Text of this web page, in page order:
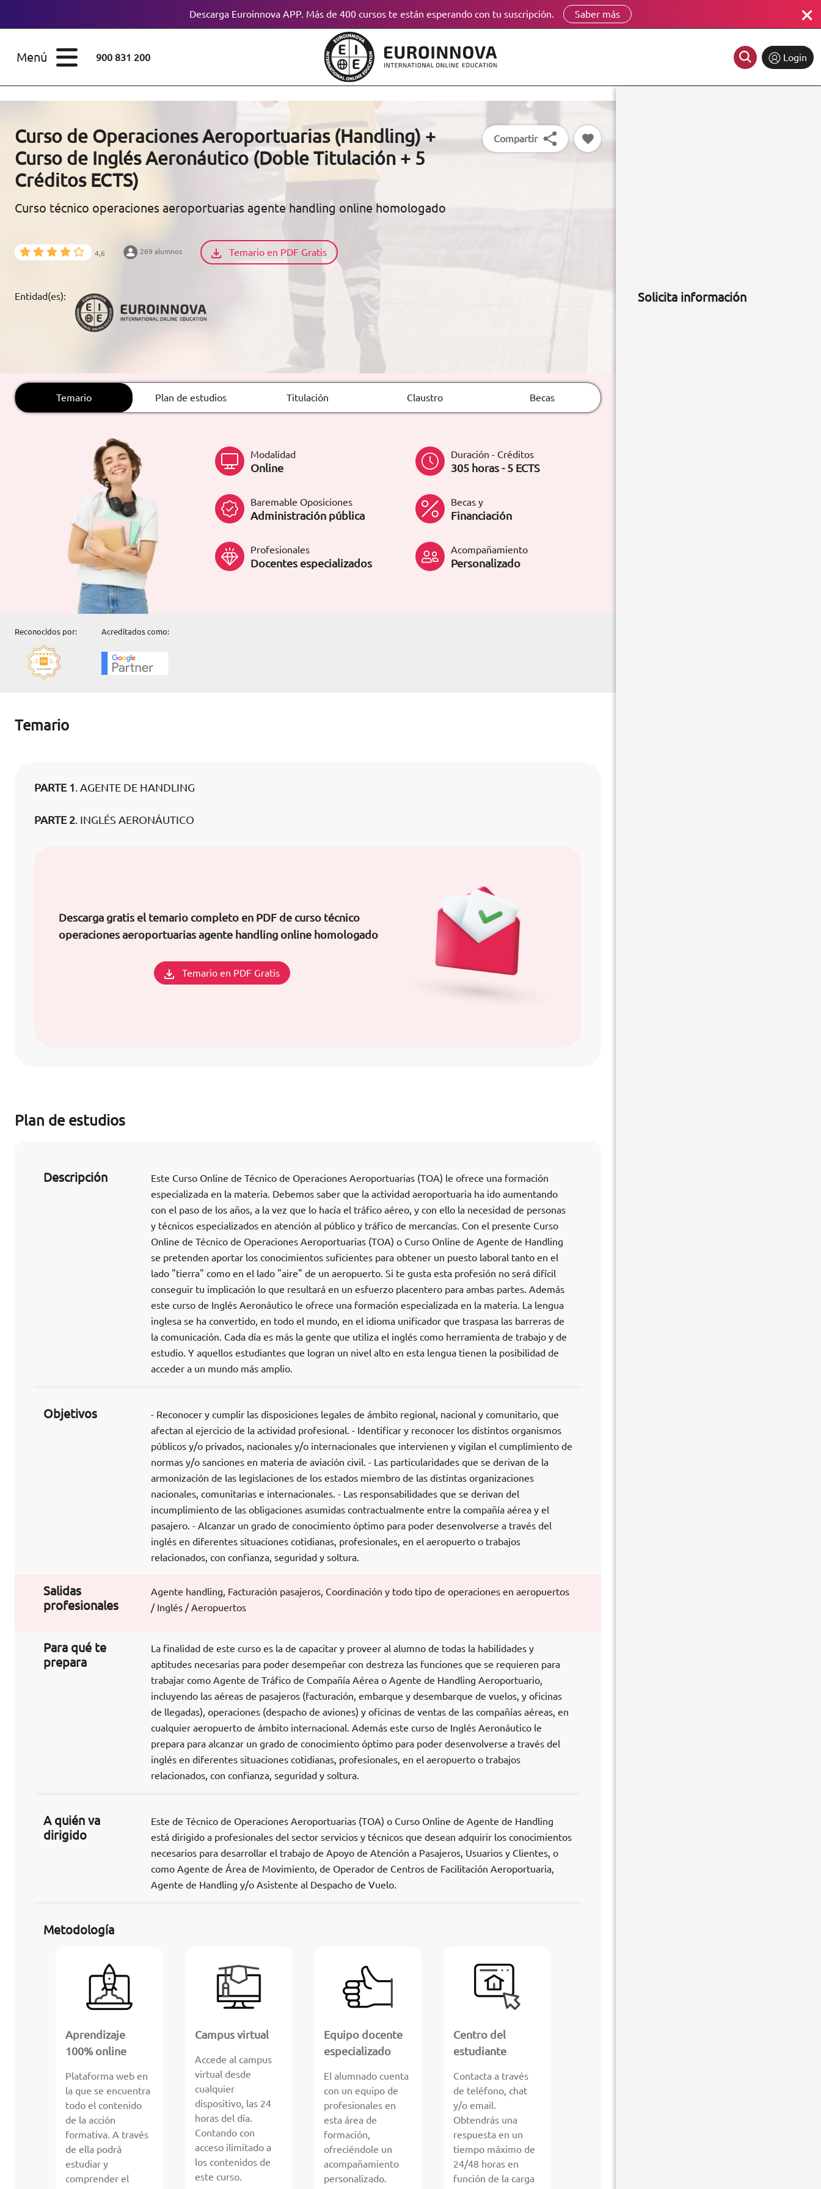
Descarga Euroinnova APP. Más de 400 cursos te están esperando con tu suscripción. Saber más
Menú 900 831 200 Login
CONOCE EUROINNOVA
BECAS Y
FINANCIACIÓN
EDUCATIVOS
ARTÍCULOS
ORIENTACIÓN
CONTACTO
(+34)958 050 200(gratuito en
formacion@euroinnova.com
TRABAJA CON NOSOTROS
ESTUDIOS
Licenciaturas
Doctorados
Maestría
Certificados de
Curso de Operaciones Aeroportuarias (Handling) +
Curso de Inglés Aeronáutico (Doble Titulación + 5
Créditos ECTS)
Curso técnico operaciones aeroportuarias agente handling online homologado
4,6 269 alumnos Temario en PDF Gratis
Entidad(es):
Compartir
Temario Plan de estudios Titulación Claustro Becas
Modalidad
Online
Duración - Créditos
305 horas - 5 ECTS
Baremable Oposiciones
Administración pública
Becas y
Financiación
Profesionales
Docentes especializados
Acompañamiento
Personalizado
Reconocidos por: Acreditados como:
Temario
PARTE 1. AGENTE DE HANDLING
PARTE 2. INGLÉS AERONÁUTICO
Descarga gratis el temario completo en PDF de curso técnico
operaciones aeroportuarias agente handling online homologado
Temario en PDF Gratis
Plan de estudios
Descripción
Este Curso Online de Técnico de Operaciones Aeroportuarias (TOA) le ofrece una formación
especializada en la materia. Debemos saber que la actividad aeroportuaria ha ido aumentando
con el paso de los años, a la vez que lo hacía el tráfico aéreo, y con ello la necesidad de personas
y técnicos especializados en atención al público y tráfico de mercancías. Con el presente Curso
Online de Técnico de Operaciones Aeroportuarias (TOA) o Curso Online de Agente de Handling
se pretenden aportar los conocimientos suficientes para obtener un puesto laboral tanto en el
lado "tierra" como en el lado "aire" de un aeropuerto. Si te gusta esta profesión no será difícil
conseguir tu implicación lo que resultará en un esfuerzo placentero para ambas partes. Además
este curso de Inglés Aeronáutico le ofrece una formación especializada en la materia. La lengua
inglesa se ha convertido, en todo el mundo, en el idioma unificador que traspasa las barreras de
la comunicación. Cada día es más la gente que utiliza el inglés como herramienta de trabajo y de
estudio. Y aquellos estudiantes que logran un nivel alto en esta lengua tienen la posibilidad de
acceder a un mundo más amplio.
Objetivos
- Reconocer y cumplir las disposiciones legales de ámbito regional, nacional y comunitario, que
afectan al ejercicio de la actividad profesional. - Identificar y reconocer los distintos organismos
públicos y/o privados, nacionales y/o internacionales que intervienen y vigilan el cumplimiento de
normas y/o sanciones en materia de aviación civil. - Las particularidades que se derivan de la
armonización de las legislaciones de los estados miembro de las distintas organizaciones
nacionales, comunitarias e internacionales. - Las responsabilidades que se derivan del
incumplimiento de las obligaciones asumidas contractualmente entre la compañía aérea y el
pasajero. - Alcanzar un grado de conocimiento óptimo para poder desenvolverse a través del
inglés en diferentes situaciones cotidianas, profesionales, en el aeropuerto o trabajos
relacionados, con confianza, seguridad y soltura.
Salidas
profesionales
Agente handling, Facturación pasajeros, Coordinación y todo tipo de operaciones en aeropuertos
/ Inglés / Aeropuertos
Para qué te
prepara
La finalidad de este curso es la de capacitar y proveer al alumno de todas la habilidades y
aptitudes necesarias para poder desempeñar con destreza las funciones que se requieren para
trabajar como Agente de Tráfico de Compañía Aérea o Agente de Handling Aeroportuario,
incluyendo las aéreas de pasajeros (facturación, embarque y desembarque de vuelos, y oficinas
de llegadas), operaciones (despacho de aviones) y oficinas de ventas de las compañías aéreas, en
cualquier aeropuerto de ámbito internacional. Además este curso de Inglés Aeronáutico le
prepara para alcanzar un grado de conocimiento óptimo para poder desenvolverse a través del
inglés en diferentes situaciones cotidianas, profesionales, en el aeropuerto o trabajos
relacionados, con confianza, seguridad y soltura.
A quién va
dirigido
Este de Técnico de Operaciones Aeroportuarias (TOA) o Curso Online de Agente de Handling
está dirigido a profesionales del sector servicios y técnicos que desean adquirir los conocimientos
necesarios para desarrollar el trabajo de Apoyo de Atención a Pasajeros, Usuarios y Clientes, o
como Agente de Área de Movimiento, de Operador de Centros de Facilitación Aeroportuaria,
Agente de Handling y/o Asistente al Despacho de Vuelo.
Metodología
Aprendizaje
100% online
Plataforma web en
la que se encuentra
todo el contenido
de la acción
formativa. A través
de ella podrá
estudiar y
comprender el
Campus virtual
Accede al campus
virtual desde
cualquier
dispositivo, las 24
horas del día.
Contando con
acceso ilimitado a
los contenidos de
este curso.
Equipo docente
especializado
El alumnado cuenta
con un equipo de
profesionales en
esta área de
formación,
ofreciéndole un
acompañamiento
personalizado.
Centro del
estudiante
Contacta a través
de teléfono, chat
y/o email.
Obtendrás una
respuesta en un
tiempo máximo de
24/48 horas en
función de la carga
Solicita información